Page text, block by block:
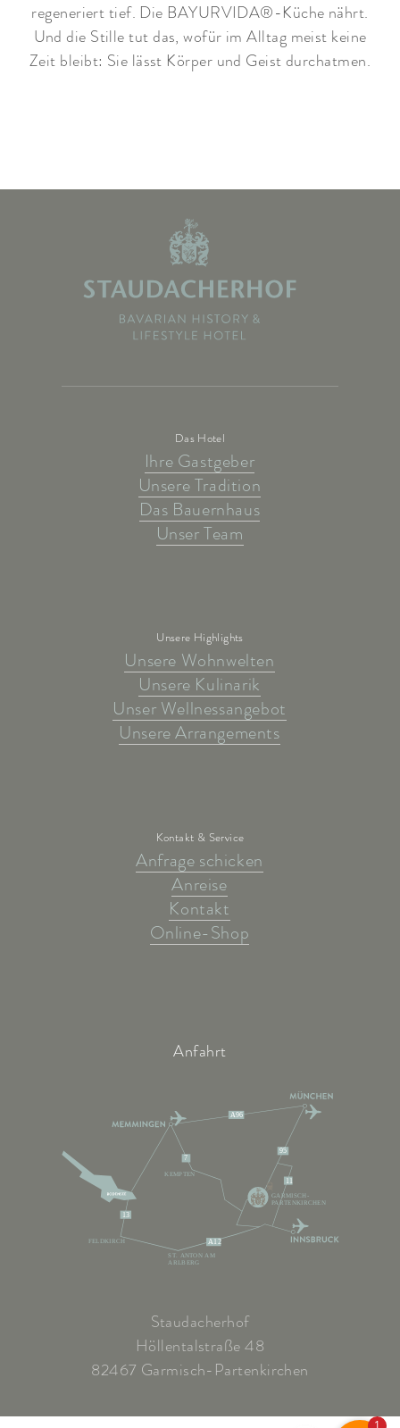
regeneriert tief. Die BAYURVIDA®-Küche nährt.
Und die Stille tut das, wofür im Alltag meist keine
Zeit bleibt: Sie lässt Körper und Geist durchatmen.
Das Hotel
Ihre Gastgeber
Unsere Tradition
Das Bauernhaus
Unser Team
Unsere Highlights
Unsere Wohnwelten
Unsere Kulinarik
Unser Wellnessangebot
Unsere Arrangements
Kontakt & Service
Anfrage schicken
Anreise
Kontakt
Online-Shop
Anfahrt
A96
95
11
7
A12
13
KEMPTEN
ST. ANTON AM
ARLBERG
FELDKIRCH
GARMISCH-
PARTENKIRCHEN
Staudacherhof
Höllentalstraße 48
82467 Garmisch-Partenkirchen
1